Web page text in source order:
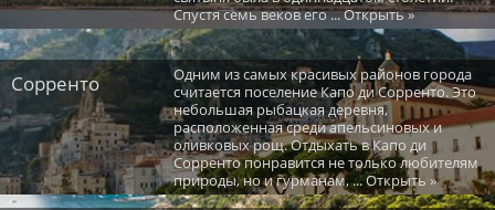
Спустя семь веков его ... Открыть »
Сорренто
Одним из самых красивых районов города
считается поселение Капо ди Сорренто. Это
небольшая рыбацкая деревня,
расположенная среди апельсиновых и
оливковых рощ. Отдыхать в Капо ди
Сорренто понравится не только любителям
природы, но и гурманам, ... Открыть »